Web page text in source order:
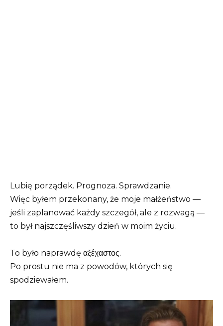
Lubię porządek. Prognoza. Sprawdzanie.
Więc byłem przekonany, że moje małżeństwo —
jeśli zaplanować każdy szczegół, ale z rozwagą —
to był najszczęśliwszy dzień w moim życiu.
To było naprawdę αξέχαστος.
Po prostu nie ma z powodów, których się
spodziewałem.